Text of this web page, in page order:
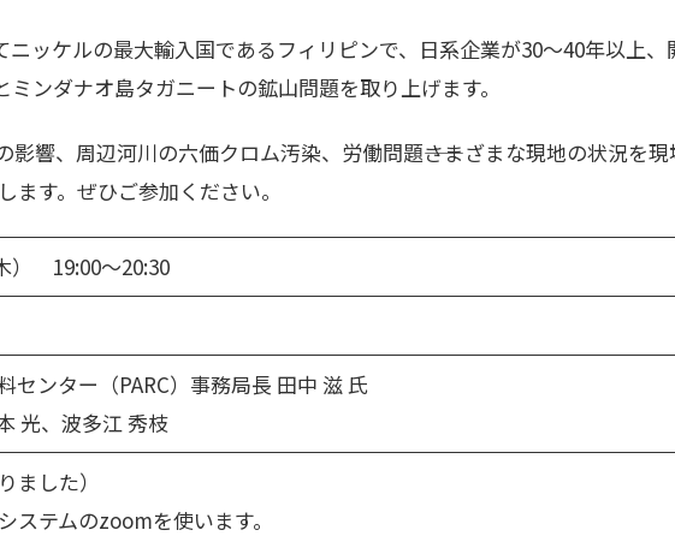
ッケルの最大輸入国であるフィリピンで、日系企業が30～40年以上、
ンダナオ島タガニートの鉱山問題を取り上げます。
響、周辺河川の六価クロム汚染、労働問題――さまざまな現地の状況を現
す。ぜひご参加ください。
） 19:00～20:30
センター（PARC）事務局長 田中 滋 氏
光、波多江 秀枝
ました）
テムのzoomを使います。